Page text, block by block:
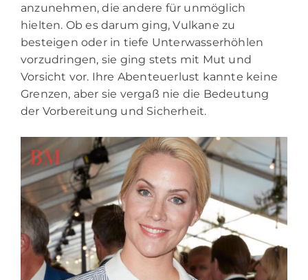
anzunehmen, die andere für unmöglich
hielten. Ob es darum ging, Vulkane zu
besteigen oder in tiefe Unterwasserhöhlen
vorzudringen, sie ging stets mit Mut und
Vorsicht vor. Ihre Abenteuerlust kannte keine
Grenzen, aber sie vergaß nie die Bedeutung
der Vorbereitung und Sicherheit.